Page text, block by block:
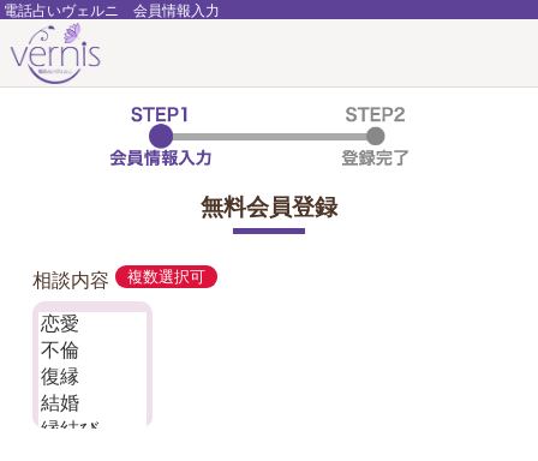
電話占いヴェルニ 会員情報入力
無料会員登録
相談内容 複数選択可